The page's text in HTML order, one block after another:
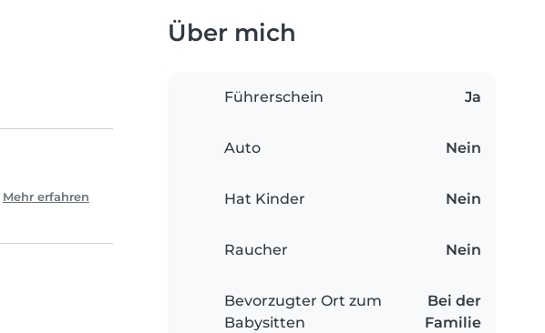
Mehr erfahren
Über mich
Führerschein Ja
Auto Nein
Hat Kinder Nein
Raucher Nein
Bevorzugter Ort zum
Babysitten
Bei der
Familie